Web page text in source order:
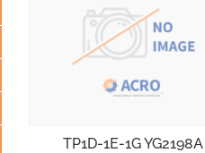
TP1D-1E-1G YG2198A